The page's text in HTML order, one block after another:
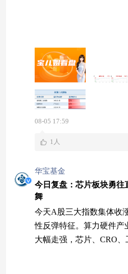
来源：Wind，2026.08.05
08-05 17:59
1人
华宝基金
今日复盘：芯片板块勇往
舞
今天A股三大指数集体收
性反弹特征。算力硬件产
大幅走强，芯片、CRO
热门赛道接连发力，后续
指数集体收涨 今天A股市